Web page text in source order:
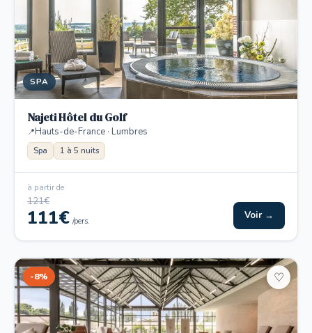
SPA
Najeti Hôtel du Golf
Hauts-de-France · Lumbres
Spa 1 à 5 nuits
à partir de
121€
111€ /pers. Voir →
-8% ♡